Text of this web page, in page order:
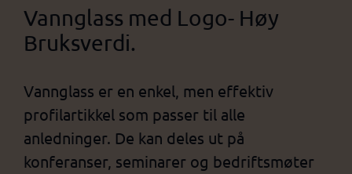
Vannglass med Logo- Høy
Bruksverdi.
Vannglass er en enkel, men effektiv
profilartikkel som passer til alle
anledninger. De kan deles ut på
konferanser, seminarer og bedriftsmøter